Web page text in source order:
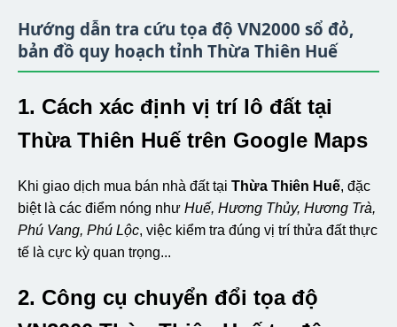
Hướng dẫn tra cứu tọa độ VN2000 sổ đỏ,
bản đồ quy hoạch tỉnh Thừa Thiên Huế
1. Cách xác định vị trí lô đất tại
Thừa Thiên Huế trên Google Maps
Khi giao dịch mua bán nhà đất tại Thừa Thiên Huế, đặc
biệt là các điểm nóng như Huế, Hương Thủy, Hương Trà,
Phú Vang, Phú Lộc, việc kiểm tra đúng vị trí thửa đất thực
tế là cực kỳ quan trọng...
2. Công cụ chuyển đổi tọa độ